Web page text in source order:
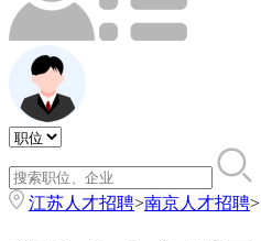
江苏人才招聘>南京人才招聘>